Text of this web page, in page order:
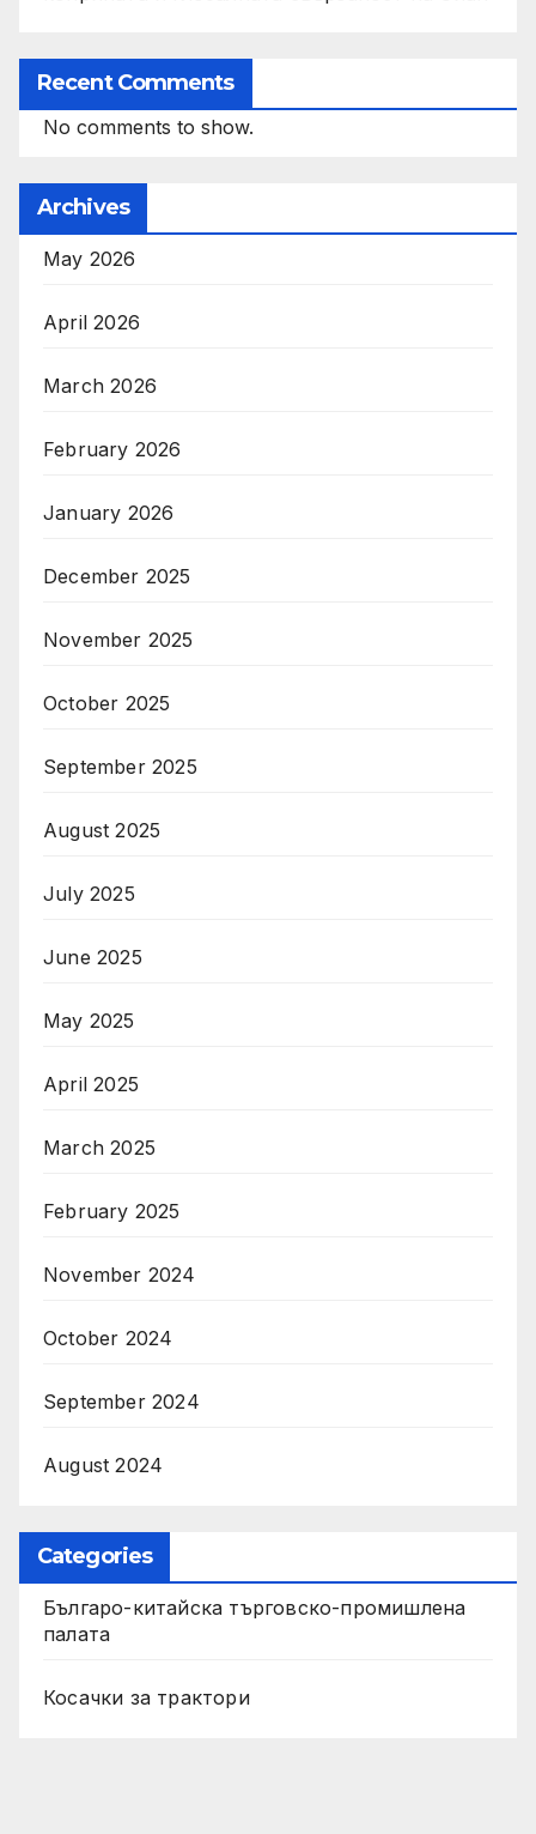
Recent Comments
No comments to show.
Archives
May 2026
April 2026
March 2026
February 2026
January 2026
December 2025
November 2025
October 2025
September 2025
August 2025
July 2025
June 2025
May 2025
April 2025
March 2025
February 2025
November 2024
October 2024
September 2024
August 2024
Categories
Българо-китайска търговско-промишлена
палата
Косачки за трактори